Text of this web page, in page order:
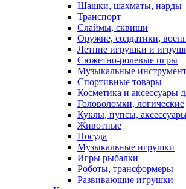
Шашки, шахматы, нарды
Транспорт
Слаймы, сквиши
Оружие, солдатики,
Летние игрушки и
Сюжетно-ролевые игры
Музыкальные
Спортивные товары
Косметика и аксессуары
Головоломки, логические
Куклы, пупсы,
Животные
Посуда
Музыкальные игрушки
Игры рыбалки
Роботы, трансформеры
Развивающие игрушки